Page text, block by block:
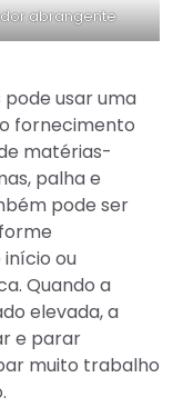
abrangente
usar uma
fornecimento
matérias-
palha e
pode ser
início ou
Quando a
elevada, a
e parar
muito trabalho